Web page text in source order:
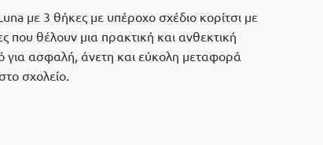
με 3 θήκες με υπέροχο σχέδιο κορίτσι με
που θέλουν μια πρακτική και ανθεκτική
για ασφαλή, άνετη και εύκολη μεταφορά
σχολείο.